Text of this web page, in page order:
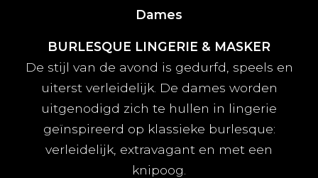
Dames
BURLESQUE LINGERIE & MASKER
De stijl van de avond is gedurfd, speels en
uiterst verleidelijk. De dames worden
uitgenodigd zich te hullen in lingerie
geïnspireerd op klassieke burlesque:
verleidelijk, extravagant en met een
knipoog.